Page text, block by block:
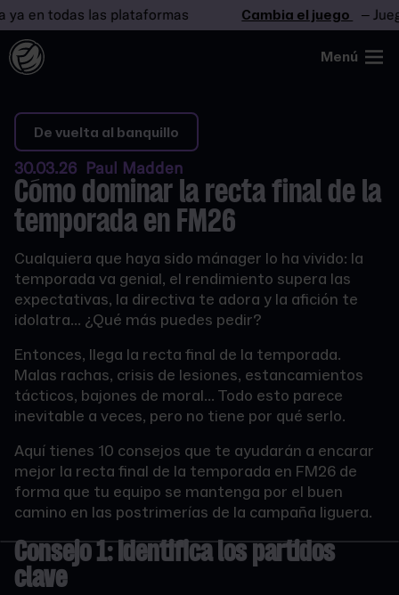
en todas las plataformas Cambia el juego – Juega
Menú
De vuelta al banquillo
30.03.26 Paul Madden
Cómo dominar la recta final de la
temporada en FM26
Cualquiera que haya sido mánager lo ha vivido: la
temporada va genial, el rendimiento supera las
expectativas, la directiva te adora y la afición te
idolatra... ¿Qué más puedes pedir?
Entonces, llega la recta final de la temporada.
Malas rachas, crisis de lesiones, estancamientos
tácticos, bajones de moral... Todo esto parece
inevitable a veces, pero no tiene por qué serlo.
Aquí tienes 10 consejos que te ayudarán a encarar
mejor la recta final de la temporada en FM26 de
forma que tu equipo se mantenga por el buen
camino en las postrimerías de la campaña liguera.
Consejo 1: Identifica los partidos
clave